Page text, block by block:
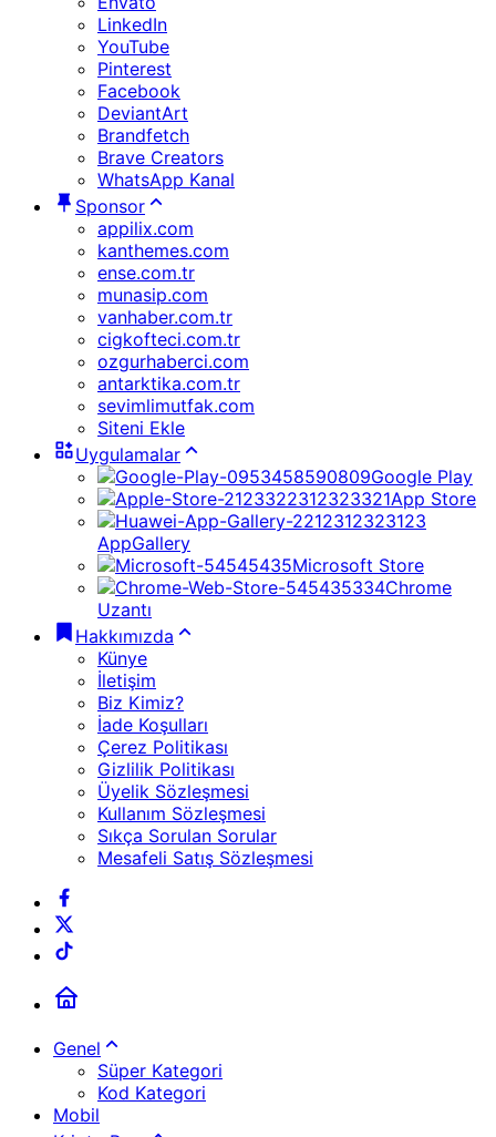
LinkedIn
YouTube
Pinterest
Facebook
DeviantArt
Brandfetch
Brave Creators
WhatsApp Kanal
Sponsor
appilix.com
kanthemes.com
ense.com.tr
munasip.com
vanhaber.com.tr
cigkofteci.com.tr
ozgurhaberci.com
antarktika.com.tr
sevimlimutfak.com
Siteni Ekle
Uygulamalar
Google Play
App Store
AppGallery
Microsoft Store
Chrome
Uzantı
Hakkımızda
Künye
İletişim
Biz Kimiz?
İade Koşulları
Çerez Politikası
Gizlilik Politikası
Üyelik Sözleşmesi
Kullanım Sözleşmesi
Sıkça Sorulan Sorular
Mesafeli Satış Sözleşmesi
Genel
Süper Kategori
Kod Kategori
Mobil